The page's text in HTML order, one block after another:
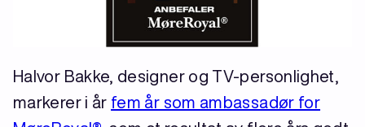
Halvor Bakke, designer og TV-personlighet,
markerer i år fem år som ambassadør for